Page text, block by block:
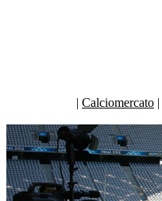
| Calciomercato |